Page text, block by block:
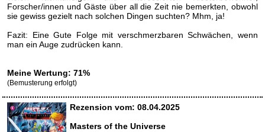
Forscher/innen und Gäste über all die Zeit nie bemerkten, obwohl
sie gewiss gezielt nach solchen Dingen suchten? Mhm, ja!
Fazit: Eine Gute Folge mit verschmerzbaren Schwächen, wenn
man ein Auge zudrücken kann.
Meine Wertung: 71%
(Bemusterung erfolgt)
Rezension vom: 08.04.2025
Masters of the Universe